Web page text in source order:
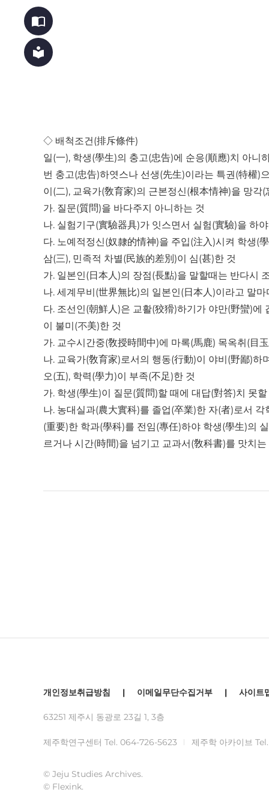
import_contacts
local_library
◇ 배척조건(排斥條件)
일(一), 학생(學生)의 충고(忠告)에 순응(順應)치 아니
번 충고(忠告)하엿스나 선생(先生)이라는 특권(特權)
이(二), 교육가(敎育家)의 근본정신(根本情神)을 망각(
가. 질문(質問)을 바다주지 아니하는 것
나. 실험기구(實驗器具)가 잇스면서 실험(實驗)을 하
다. 노예적정신(奴隸的情神)을 주입(注入)시켜 학생(
삼(三), 민족적 차별(民族的差別)이 심(甚)한 것
가. 일본인(日本人)의 장점(長點)을 말할때는 반다시
나. 세계무비(世界無比)의 일본인(日本人)이라고 말마
다. 조선인(朝鮮人)은 교활(狡猾)하기가 야만(野蠻)
이 불미(不美)한 것
가. 교수시간중(敎授時間中)에 마록(馬鹿) 목옥취(目
나. 교육가(敎育家)로서의 행동(行動)이 야비(野鄙)하
오(五), 학력(學力)이 부족(不足)한 것
가. 학생(學生)이 질문(質問)할 때에 대답(對答)치 못
나. 농대실과(農大實科)를 졸업(卒業)한 자(者)로서
(重要)한 학과(學科)를 전임(專任)하야 학생(學生)의
르거나 시간(時間)을 넘기고 교과서(敎科書)를 맛치
개인정보취급방침 | 이메일무단수집거부 | 사이트
63251 제주시 동광로 23길 1, 3층
제주학연구센터 Tel. 064-726-5623 제주학 아카이브 Tel.
© Jeju Studies Archives.
© Flexink.